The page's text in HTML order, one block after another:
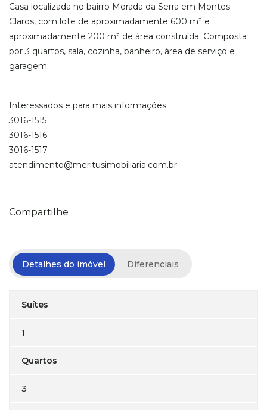
Casa localizada no bairro Morada da Serra em Montes
Claros, com lote de aproximadamente 600 m² e
aproximadamente 200 m² de área construída. Composta
por 3 quartos, sala, cozinha, banheiro, área de serviço e
garagem.
Interessados e para mais informações
3016-1515
3016-1516
3016-1517
atendimento@meritusimobiliaria.com.br
Compartilhe
Detalhes do imóvel Diferenciais
Suítes
1
Quartos
3